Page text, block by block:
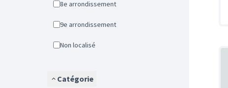
8e arrondissement
9e arrondissement
Non localisé
Catégorie